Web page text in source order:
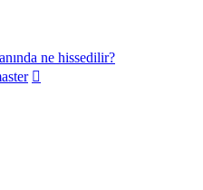
ne hissedilir?